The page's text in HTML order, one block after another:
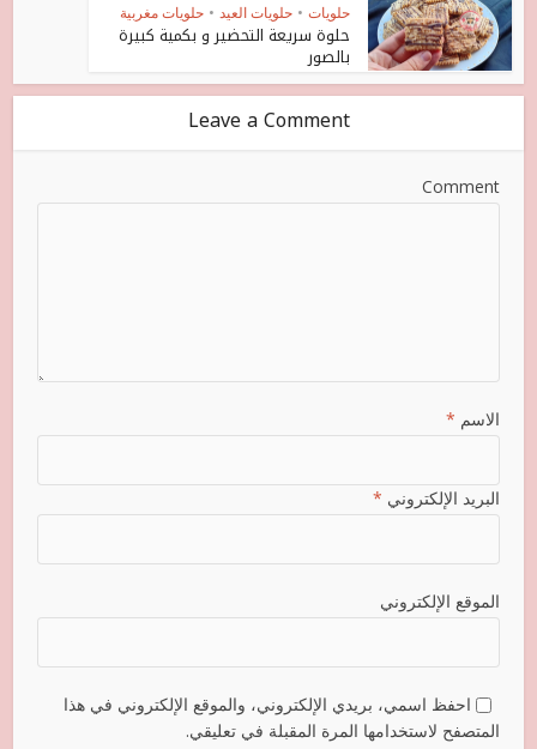
حلويات • حلويات العيد • حلويات مغربية
حلوة سريعة التحضير و بكمية كبيرة
بالصور
Leave a Comment
Comment
الاسم *
البريد الإلكتروني *
الموقع الإلكتروني
احفظ اسمي، بريدي الإلكتروني، والموقع الإلكتروني في هذا
المتصفح لاستخدامها المرة المقبلة في تعليقي.